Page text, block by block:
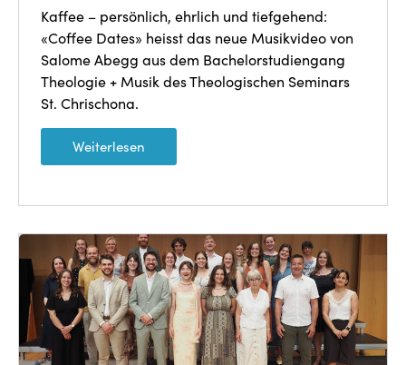
Kaffee – persönlich, ehrlich und tiefgehend:
«Coffee Dates» heisst das neue Musikvideo von
Salome Abegg aus dem Bachelorstudiengang
Theologie + Musik des Theologischen Seminars
St. Chrischona.
Weiterlesen